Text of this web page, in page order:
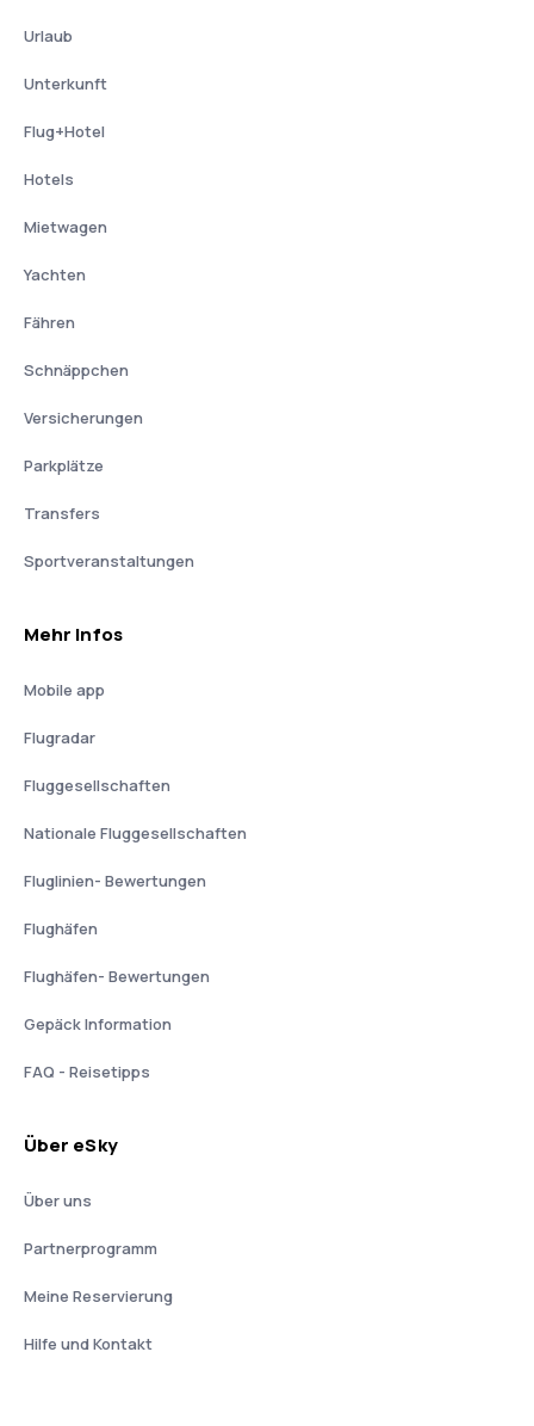
Urlaub
Unterkunft
Flug+Hotel
Hotels
Mietwagen
Yachten
Fähren
Schnäppchen
Versicherungen
Parkplätze
Transfers
Sportveranstaltungen
Mehr Infos
Mobile app
Flugradar
Fluggesellschaften
Nationale Fluggesellschaften
Fluglinien- Bewertungen
Flughäfen
Flughäfen- Bewertungen
Gepäck Information
FAQ - Reisetipps
Über eSky
Über uns
Partnerprogramm
Meine Reservierung
Hilfe und Kontakt